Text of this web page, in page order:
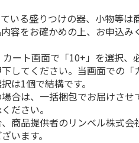
いる盛りつけの器、小物等は
容をお確かめの上、お申込み
ート画面で「10+」を選択、
してください。当画面での「
は1個で結構です。
合は、一括梱包でお届けさせ
ださい。
商品提供者のリンベル株式会
います。